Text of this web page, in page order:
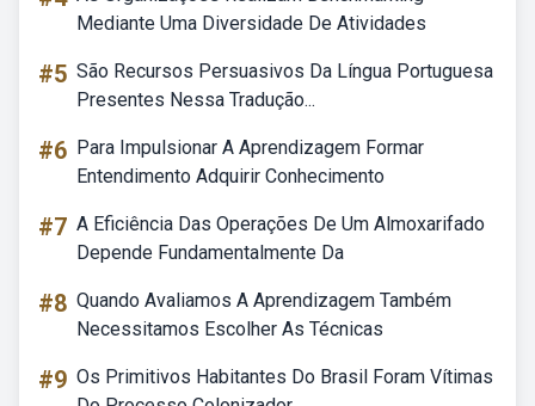
Mediante Uma Diversidade De Atividades
#5 São Recursos Persuasivos Da Língua Portuguesa
Presentes Nessa Tradução...
#6 Para Impulsionar A Aprendizagem Formar
Entendimento Adquirir Conhecimento
#7 A Eficiência Das Operações De Um Almoxarifado
Depende Fundamentalmente Da
#8 Quando Avaliamos A Aprendizagem Também
Necessitamos Escolher As Técnicas
#9 Os Primitivos Habitantes Do Brasil Foram Vítimas